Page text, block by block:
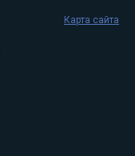
Карта сайта